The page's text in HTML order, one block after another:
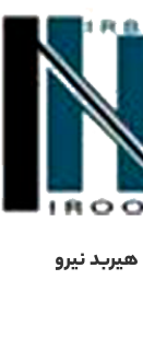
هیربد نیرو